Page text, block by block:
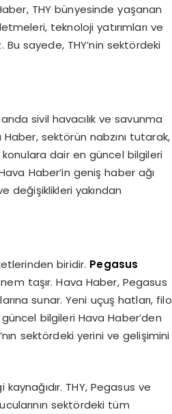
THY bünyesinde yaşanan
teknoloji yatırımları ve
sayede, THY’nin sektördeki
sivil havacılık ve savunma
sektörün nabzını tutarak,
konulara dair en güncel bilgileri
Haber’in geniş haber ağı
değişiklikleri yakından
biridir. Pegasus
taşır. Hava Haber, Pegasus
sunar. Yeni uçuş hatları, filo
bilgileri Hava Haber’den
sektördeki yerini ve gelişimini
THY, Pegasus ve
sektördeki tüm